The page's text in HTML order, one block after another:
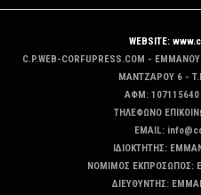
WEBSITE:
C.P.WEB-CORFUPRESS.COM -
MANTZAΡΟΥ 6 -
ΑΦΜ:
ΤΗΛΕΦΩΝΟ
EMAIL:
ΙΔΙΟΚΤΗΤΗΣ:
ΝΟΜΙΜΟΣ ΕΚΠΡΟΣΩΠΟΣ:
ΔΙΕΥΘΥΝΤΗΣ: